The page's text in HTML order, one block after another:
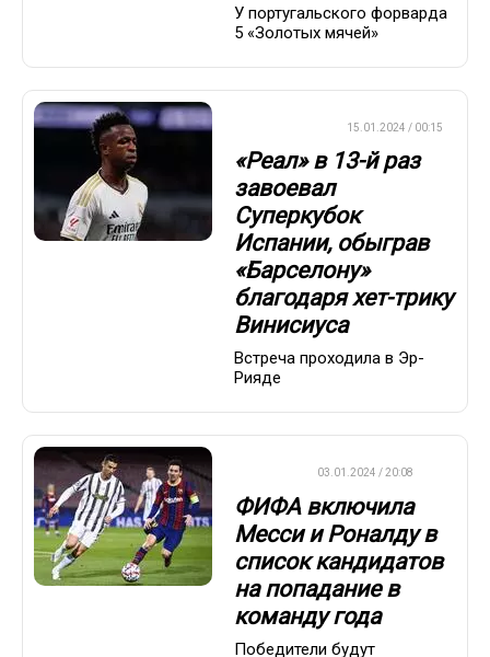
У португальского форварда
5 «Золотых мячей»
15.01.2024 / 00:15
«Реал» в 13-й раз
завоевал
Суперкубок
Испании, обыграв
«Барселону»
благодаря хет-трику
Винисиуса
Встреча проходила в Эр-
Рияде
03.01.2024 / 20:08
ФИФА включила
Месси и Роналду в
список кандидатов
на попадание в
команду года
Победители будут